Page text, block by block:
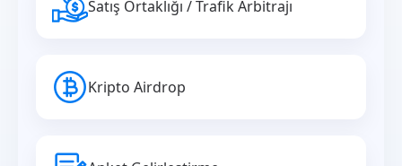
Satış Ortaklığı / Trafik Arbitrajı
Kripto Airdrop